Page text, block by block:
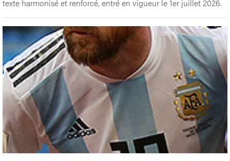
texte harmonisé et renforcé, entré en vigueur le 1er juillet 2026.